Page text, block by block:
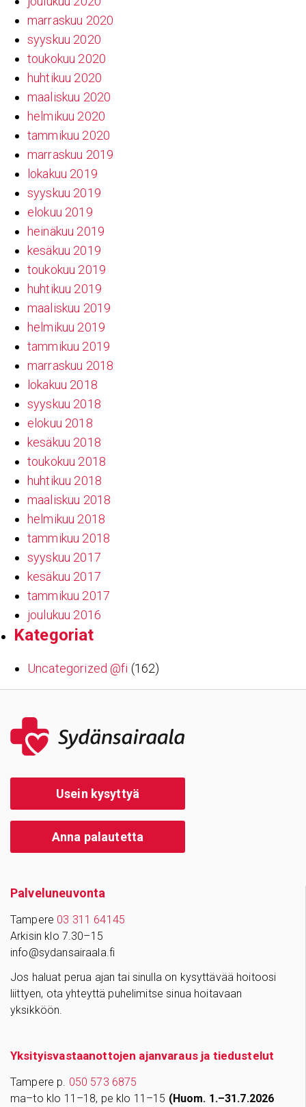
marraskuu 2020
syyskuu 2020
toukokuu 2020
huhtikuu 2020
maaliskuu 2020
helmikuu 2020
tammikuu 2020
marraskuu 2019
lokakuu 2019
syyskuu 2019
elokuu 2019
heinäkuu 2019
kesäkuu 2019
toukokuu 2019
huhtikuu 2019
maaliskuu 2019
helmikuu 2019
tammikuu 2019
marraskuu 2018
lokakuu 2018
syyskuu 2018
elokuu 2018
kesäkuu 2018
toukokuu 2018
huhtikuu 2018
maaliskuu 2018
helmikuu 2018
tammikuu 2018
syyskuu 2017
kesäkuu 2017
tammikuu 2017
joulukuu 2016
Kate­go­riat
Uncategorized @fi (162)
Usein kysyttyä
Anna palautetta
Palve­lu­neu­vonta
Tampere 03 311 64145
Arkisin klo 7.30–15
info@sydansairaala.fi
Jos haluat perua ajan tai sinulla on kysyttävää hoitoosi
liittyen, ota yhteyttä puhelimitse sinua hoitavaan
yksikköön.
Yksityisvastaanottojen ajanvaraus ja tiedustelut
Tampere p. 050 573 6875
ma–to klo 11–18, pe klo 11–15 (Huom. 1.–31.7.2026